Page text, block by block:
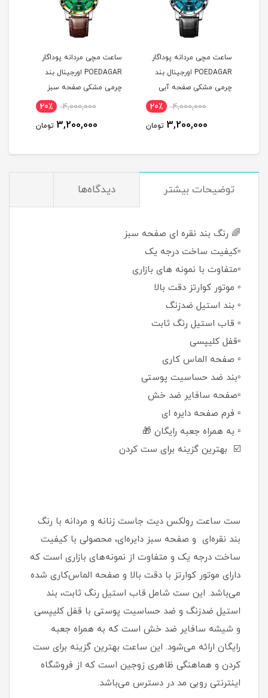
ساعت مچی مردانه پوداگار
POEDAGAR اورجينال بند
چرمی مشکی صفحه آبی
نسخه اروپايی4,000,000 20٪
3,200,000 تومان
ساعت مچی مردانه پوداگار
POEDAGAR اورجينال بند
چرمی مشکی صفحه سبز
نسخه اروپايی4,000,000 20٪
3,200,000 تومان
توضيحات بيشتر دیدگاه‌ها
🌈 رنگ بند نقره ای صفحه سبز
▫️کیفیت ساخت درجه یک
▫️متفاوت با نمونه های بازاری
▫️ موتور کوارتز دقت بالا
▫️ بند استیل ضدزنگ
▫️ قاب استیل رنگ ثابت
▫️قفل کلیپسی
▫️ صفحه الماس کاری
▫️بند ضد حساسیت پوستی
▫️صفحه سافایر ضد خش
▫️ فرم صفحه دایره ای
▫️ به همراه جعبه رایگان 🎁
☑️ بهترین گزینه برای ست کردن
ست ساعت رولکس دیت جاست زنانه و مردانه با رنگ
بند نقره‌ای و صفحه سبز دایره‌ای، محصولی با کیفیت
ساخت درجه یک و متفاوت از نمونه‌های بازاری است که
دارای موتور کوارتز با دقت بالا و صفحه الماس‌کاری شده
می‌باشد. این ست شامل قاب استیل رنگ ثابت، بند
استیل ضدزنگ و ضد حساسیت پوستی با قفل کلیپسی
و شیشه سافایر ضد خش است که به همراه جعبه
رایگان ارائه می‌شود. این ساعت بهترین گزینه برای ست
کردن و هماهنگی ظاهری زوجین است که از فروشگاه
اینترنتی روبی مد در دسترس می‌باشد.